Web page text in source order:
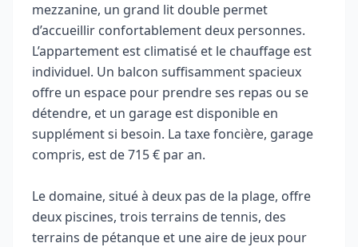
mezzanine, un grand lit double permet
d’accueillir confortablement deux personnes.
L’appartement est climatisé et le chauffage est
individuel. Un balcon suffisamment spacieux
offre un espace pour prendre ses repas ou se
détendre, et un garage est disponible en
supplément si besoin. La taxe foncière, garage
compris, est de 715 € par an.
Le domaine, situé à deux pas de la plage, offre
deux piscines, trois terrains de tennis, des
terrains de pétanque et une aire de jeux pour